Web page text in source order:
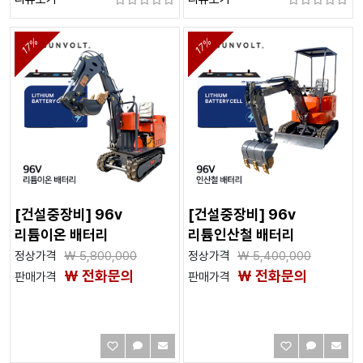
17%
[건설중장비] 96v
리튬이온 배터리
정상가격 ₩5,800,000
판매가격
₩ 전화문의
17%
[건설중장비] 96v
리튬인산철 배터리
정상가격 ₩5,400,000
판매가격
₩ 전화문의